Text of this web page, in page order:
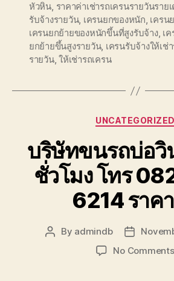
หัวหิน, ราคาค่าเช่ารถเครนรายวันราย
รับจ้างรายวัน, เครนยกของหนัก, เครน
เครนยกย้ายของหนักขึ้นที่สูงรับจ้าง, เ
ยกย้ายขึ้นสูงรายวัน, เครนรับจ้างให้เช่
รายวัน,ให้เช่ารถเครน
UNCATEGORIZED
บริษัทขนรถบ่อวิ
ชั่วโมง โทร
6214 ราค
Post
By admindb
Post
date
No Comments